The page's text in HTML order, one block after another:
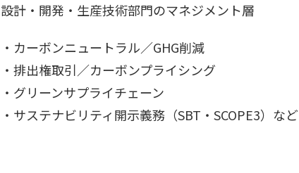
設計・開発・生産技術部門のマネジメント層
・カーボンニュートラル／GHG削減
・排出権取引／カーボンプライシング
・グリーンサプライチェーン
・サステナビリティ開示義務（SBT・SCOPE3）など